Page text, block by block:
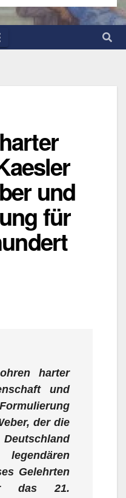
und
für
harter
und
der die
Gelehrten
das 21.